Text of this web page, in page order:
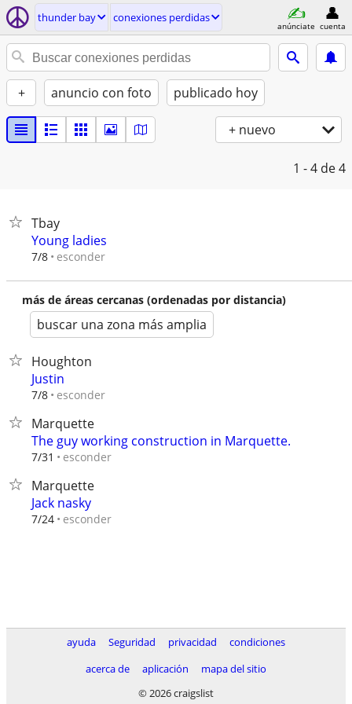
thunder bay conexiones perdidas
anúnciate cuenta
+ anuncio con foto publicado hoy
+ nuevo
1 - 4 de 4
Tbay
Young ladies
7/8 esconder
más de áreas cercanas (ordenadas por distancia)
buscar una zona más amplia
Houghton
Justin
7/8 esconder
Marquette
The guy working construction in Marquette.
7/31 esconder
Marquette
Jack nasky
7/24 esconder
ayuda Seguridad privacidad
condiciones
acerca de
aplicación
mapa del sitio
© 2026 craigslist